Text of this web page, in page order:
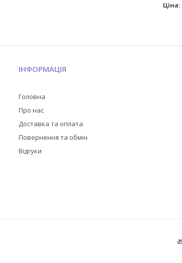
Ціна:
ІНФОРМАЦІЯ
Головна
Про нас
Доставка та оплата
Повернення та обмін
Відгуки